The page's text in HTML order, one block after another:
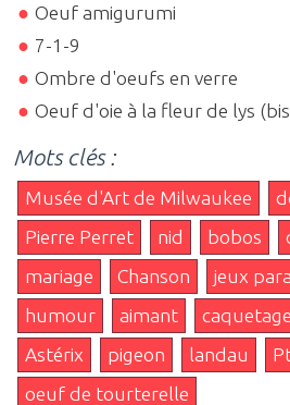
Oeuf amigurumi
7-1-9
Ombre d'oeufs en verre
Oeuf d'oie à la fleur de lys
Mots clés :
Musée d'Art de Milwaukee
Pierre Perret
nid bobos
mariage
Chanson
jeux
humour
aimant caquetage
Astérix
pigeon landau
oeuf de tourterelle